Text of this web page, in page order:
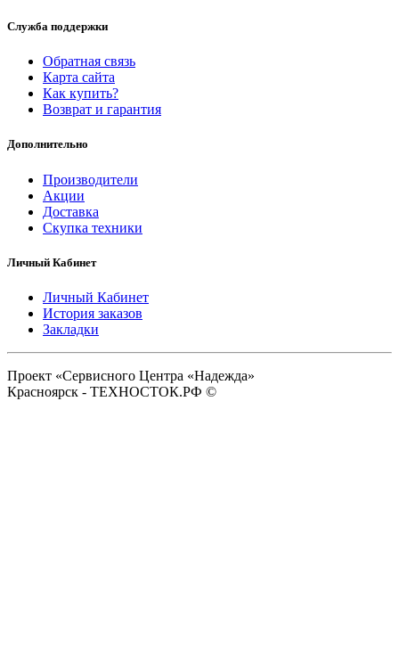
Служба поддержки
Обратная связь
Карта сайта
Как купить?
Возврат и гарантия
Дополнительно
Производители
Акции
Доставка
Скупка техники
Личный Кабинет
Личный Кабинет
История заказов
Закладки
Проект «Сервисного Центра «Надежда»
Красноярск - ТЕХНОСТОК.РФ ©